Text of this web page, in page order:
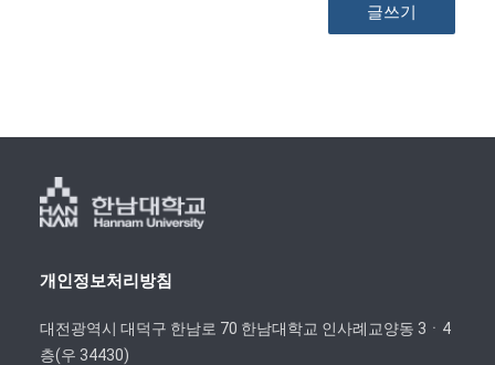
글쓰기
개인정보처리방침
대전광역시 대덕구 한남로 70 한남대학교 인사례교양동 3ㆍ4
층(우 34430)